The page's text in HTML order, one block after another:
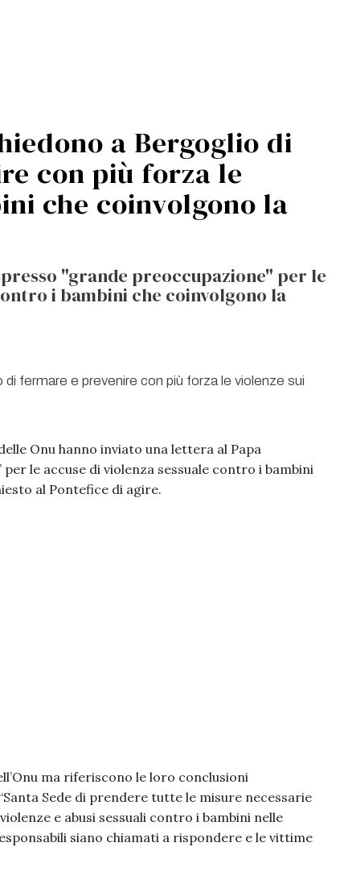
a Bergoglio di
con più forza le
che coinvolgono la
"grande preoccupazione" per le
i bambini che coinvolgono la
Onu hanno inviato una lettera al Papa
le accuse di violenza sessuale contro i bambini
al Pontefice di agire.
ma riferiscono le loro conclusioni
Sede di prendere tutte le misure necessarie
e abusi sessuali contro i bambini nelle
siano chiamati a rispondere e le vittime